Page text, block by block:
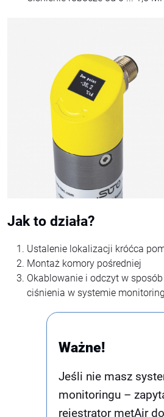
Jak to działa?
Ustalenie lokalizacji króćca
Montaż komory pośredniej
Okablowanie i odczyt w
ciśnienia w systemie
Ważne!
Jeśli nie masz
monitoringu –
rejestrator metAir do